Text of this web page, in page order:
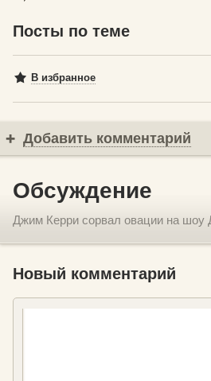
Посты по теме
В избранное
Добавить комментарий
Обсуждение
Джим Керри сорвал овации на
Новый комментарий